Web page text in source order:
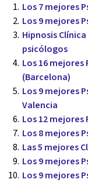
Los 7 mejores
Los 9 mejores
Hipnosis
psicólogos
Los 16 mejores
(Barcelona)
Los 9 mejores
Valencia
Los 12 mejores
Los 8 mejores
Las 5 mejores
Los 9 mejores
Los 9 mejores